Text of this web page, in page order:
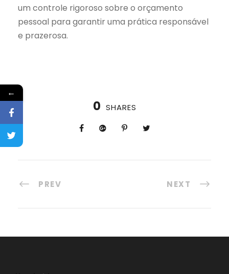
um controle rigoroso sobre o orçamento
pessoal para garantir uma prática responsável
e prazerosa.
0 SHARES
PREV NEXT
←